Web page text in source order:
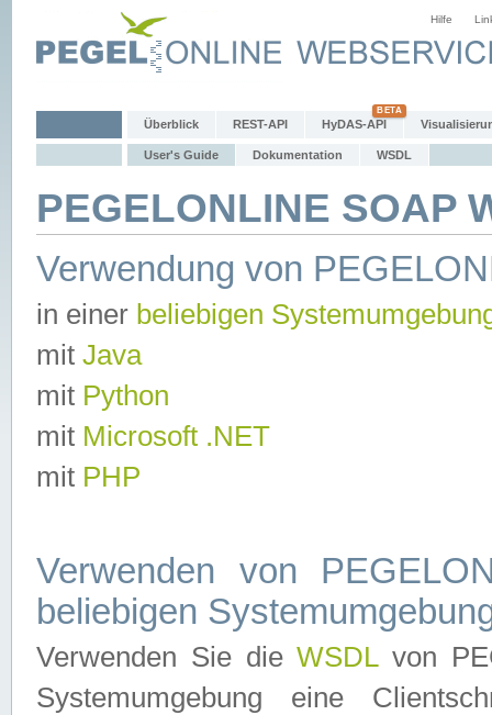
Hilfe
Überblick REST-API HyDAS-API
User's Guide Dokumentation WSDL
PEGELONLINE SOAP
Verwendung von
in einer beliebigen
mit Java
mit Python
mit Microsoft .NET
mit PHP
Verwenden von
beliebigen
Verwenden Sie dieWSDLvon
Systemumgebung eine